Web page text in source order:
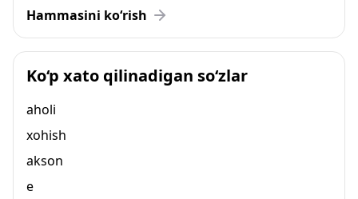
Hammasini ko‘rish
Ko‘p xato qilinadigan so‘zlar
aholi
xohish
akson
e